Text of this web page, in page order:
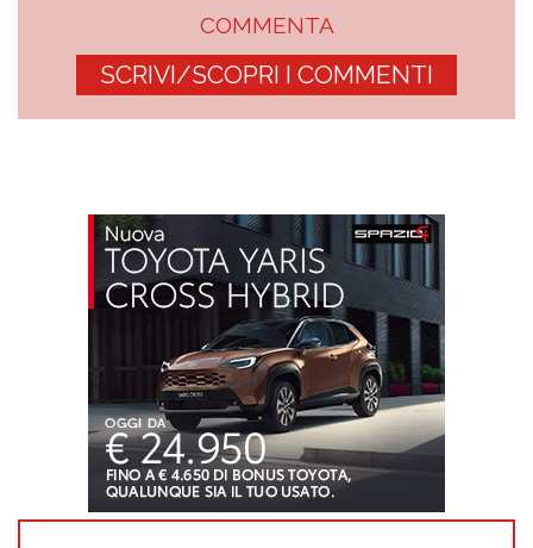
COMMENTA
SCRIVI/SCOPRI I COMMENTI